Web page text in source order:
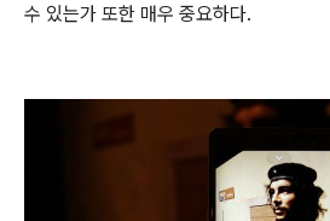
수 있는가 또한 매우 중요하다.